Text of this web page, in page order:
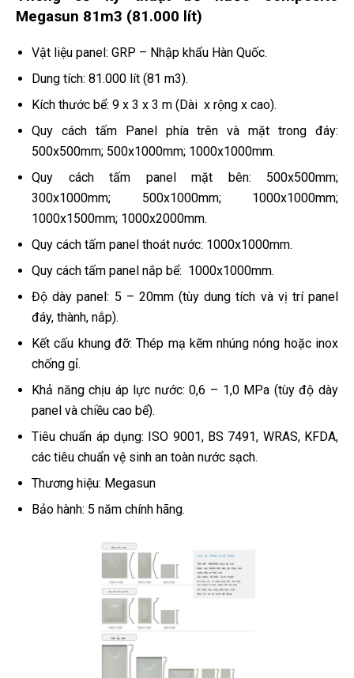
Megasun 81m3 (81.000 lít)
Vật liệu panel: GRP – Nhập khẩu Hàn Quốc.
Dung tích: 81.000 lít (81 m3).
Kích thước bể: 9 x 3 x 3 m (Dài x rộng x cao).
Quy cách tấm Panel phía trên và mặt trong đáy:
500x500mm; 500x1000mm; 1000x1000mm.
Quy cách tấm panel mặt bên: 500x500mm;
300x1000mm; 500x1000mm; 1000x1000mm;
1000x1500mm; 1000x2000mm.
Quy cách tấm panel thoát nước: 1000x1000mm.
Quy cách tấm panel nắp bể: 1000x1000mm.
Độ dày panel: 5 – 20mm (tùy dung tích và vị trí panel
đáy, thành, nắp).
Kết cấu khung đỡ: Thép mạ kẽm nhúng nóng hoặc inox
chống gỉ.
Khả năng chịu áp lực nước: 0,6 – 1,0 MPa (tùy độ dày
panel và chiều cao bể).
Tiêu chuẩn áp dụng: ISO 9001, BS 7491, WRAS, KFDA,
các tiêu chuẩn vệ sinh an toàn nước sạch.
Thương hiệu: Megasun
Bảo hành: 5 năm chính hãng.